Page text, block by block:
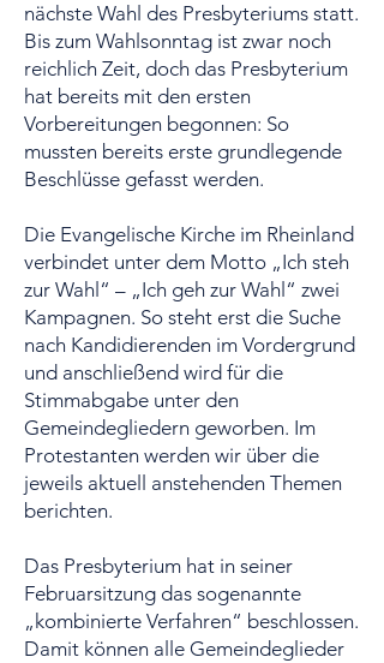
nächste Wahl des Presbyteriums statt.
Bis zum Wahlsonntag ist zwar noch
reichlich Zeit, doch das Presbyterium
hat bereits mit den ersten
Vorbereitungen begonnen: So
mussten bereits erste grundlegende
Beschlüsse gefasst werden.
Die Evangelische Kirche im Rheinland
verbindet unter dem Motto „Ich steh
zur Wahl“ – „Ich geh zur Wahl“ zwei
Kampagnen. So steht erst die Suche
nach Kandidierenden im Vordergrund
und anschließend wird für die
Stimmabgabe unter den
Gemeindegliedern geworben. Im
Protestanten werden wir über die
jeweils aktuell anstehenden Themen
berichten.
Das Presbyterium hat in seiner
Februarsitzung das sogenannte
„kombinierte Verfahren“ beschlossen.
Damit können alle Gemeindeglieder